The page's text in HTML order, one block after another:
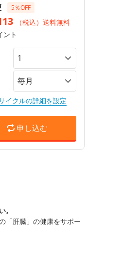
5％OFF
（税込）送料無料
ント
イクルの詳細を設定
申し込む
。
「肝臓」の健康をサポー